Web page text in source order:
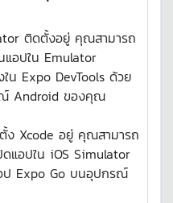
ติดตั้งอยู่ คุณสามารถ
แอปใน Emulator
น Expo DevTools ด้วย
Android ของคุณ
ง Xcode อยู่ คุณสามารถ
ดแอปใน iOS Simulator
ป Expo Go บนอุปกรณ์